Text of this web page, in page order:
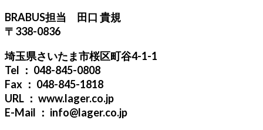
BRABUS担当 田口 貴規
〒338-0836
埼玉県さいたま市桜区町谷4-1-1
Tel ： 048-845-0808
Fax ： 048-845-1818
URL ： www.lager.co.jp
E-Mail ： info@lager.co.jp